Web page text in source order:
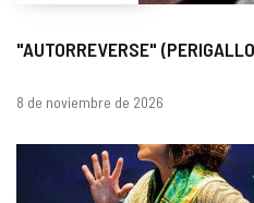
"AUTORREVERSE"
Fechas
8 de noviembre de 2026